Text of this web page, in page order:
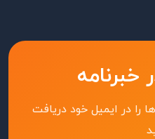
را در ایمیل خود دریافت